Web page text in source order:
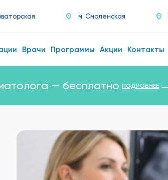
м. Смоленская
Врачи Программы Акции Контакты
— бесплатно ПОДРОБНЕЕ